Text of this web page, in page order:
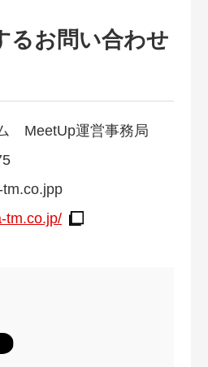
るお問い合わせ
MeetUp運営事務局
tm.co.jp/